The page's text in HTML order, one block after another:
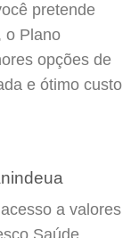
pretende
o Plano
opções de
e ótimo custo
a valores